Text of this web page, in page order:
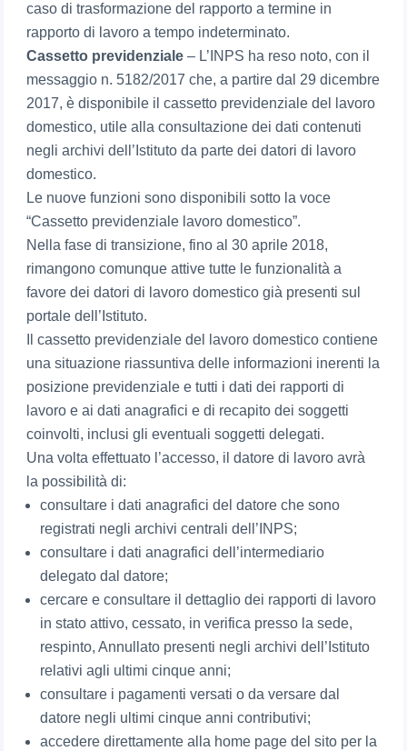
caso di trasformazione del rapporto a termine in
rapporto di lavoro a tempo indeterminato.
Cassetto previdenziale – L’INPS ha reso noto, con il
messaggio n. 5182/2017 che, a partire dal 29 dicembre
2017, è disponibile il cassetto previdenziale del lavoro
domestico, utile alla consultazione dei dati contenuti
negli archivi dell’Istituto da parte dei datori di lavoro
domestico.
Le nuove funzioni sono disponibili sotto la voce
“Cassetto previdenziale lavoro domestico”.
Nella fase di transizione, fino al 30 aprile 2018,
rimangono comunque attive tutte le funzionalità a
favore dei datori di lavoro domestico già presenti sul
portale dell’Istituto.
Il cassetto previdenziale del lavoro domestico contiene
una situazione riassuntiva delle informazioni inerenti la
posizione previdenziale e tutti i dati dei rapporti di
lavoro e ai dati anagrafici e di recapito dei soggetti
coinvolti, inclusi gli eventuali soggetti delegati.
Una volta effettuato l’accesso, il datore di lavoro avrà
la possibilità di:
consultare i dati anagrafici del datore che sono
registrati negli archivi centrali dell’INPS;
consultare i dati anagrafici dell’intermediario
delegato dal datore;
cercare e consultare il dettaglio dei rapporti di lavoro
in stato attivo, cessato, in verifica presso la sede,
respinto, Annullato presenti negli archivi dell’Istituto
relativi agli ultimi cinque anni;
consultare i pagamenti versati o da versare dal
datore negli ultimi cinque anni contributivi;
accedere direttamente alla home page del sito per la